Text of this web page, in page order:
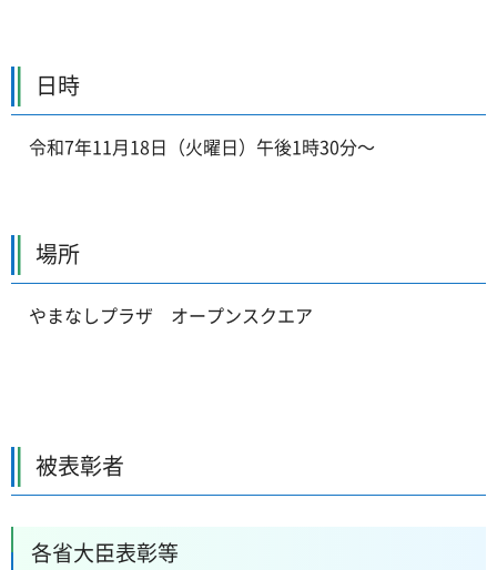
日時
令和7年11月18日（火曜日）午後1時30分～
場所
やまなしプラザ オープンスクエア
被表彰者
各省大臣表彰等